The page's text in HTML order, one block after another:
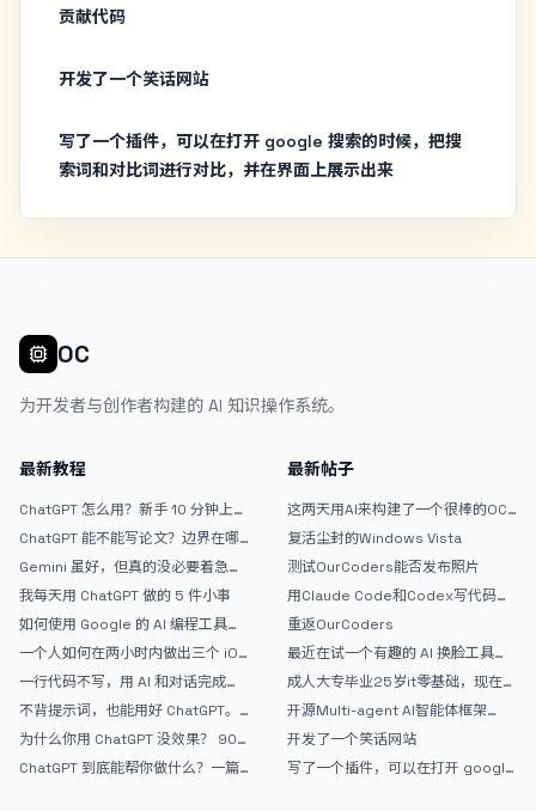
贡献代码
开发了一个笑话网站
写了一个插件，可以在打开 google 搜索的时候，把搜
索词和对比词进行对比，并在界面上展示出来
OC
为开发者与创作者构建的 AI 知识操作系统。
最新教程
ChatGPT 怎么用？新手 10 分钟上手
ChatGPT 能不能写论文？边界在哪
Gemini 虽好，但真的没必要着急放
弃 ChatGPT
我每天用 ChatGPT 做的 5 件小事
如何使用 Google 的 AI 编程工具
AntiGravity：独立开发者的新时代
武器
一个人如何在两小时内做出三个 iOS
APP？｜AntiGravity + Gemini 3 实
战完整记录
一行代码不写，用 AI 和对话完成一
个完整网站：《图书天堂》实战记录
不背提示词，也能用好 ChatGPT。
一个万能提问模板
为什么你用 ChatGPT 没效果？ 90%
的人第一步就问错了
ChatGPT 到底能帮你做什么？一篇
最新帖子
这两天用AI来构建了一个很棒的OC
论坛精华区
复活尘封的Windows Vista
测试OurCoders能否发布照片
用Claude Code和Codex写代码真
的爽，但是App怎么挣钱还是很难啊
重返OurCoders
最近在试一个有趣的 AI 换脸工具，
效果挺不错
成人大专毕业25岁it零基础，现在想
考软件设计师，有什么好的建议吗，
谢谢！
开源Multi-agent AI智能体框架
aevatar.ai，欢迎大家贡献代码
开发了一个笑话网站
写了一个插件，可以在打开 google